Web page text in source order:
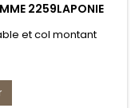
2259LAPONIE
et col montant